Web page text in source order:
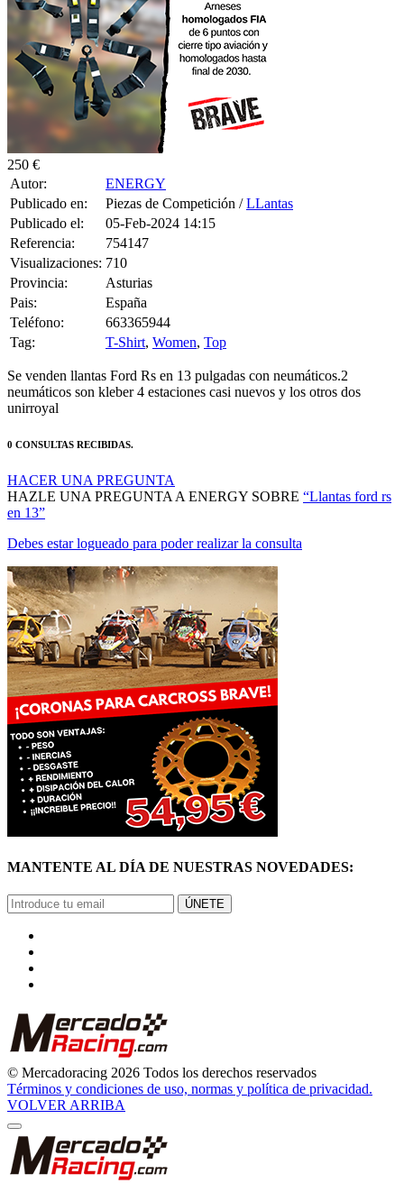
250 €
Autor:
Publicado en:
Piezas de Competición /
Publicado el:
05-Feb-2024 14:15
Referencia:
754147
Visualizaciones:
710
Provincia:
Asturias
Pais:
España
Teléfono:
663365944
Tag:
T-Shirt,Women
Se venden llantas Ford Rs en 13 pulgadas con neumáticos.2
neumáticos son kleber 4 estaciones casi nuevos y los otros dos
unirroyal
HAZLE UNA PREGUNTA A ENERGY SOBRE
en 13”
Debes estar logueado para poder realizar la consulta
© Mercadoracing 2026 Todos los derechos reservados
Términos y condiciones de uso, normas y política de privacidad.
VOLVER ARRIBA